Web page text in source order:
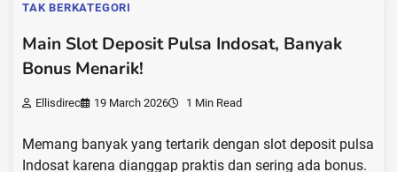
TAK BERKATEGORI
Main Slot Deposit Pulsa Indosat, Banyak
Bonus Menarik!
Ellisdirec 19 March 2026 1 Min Read
Memang banyak yang tertarik dengan slot deposit pulsa
Indosat karena dianggap praktis dan sering ada bonus.